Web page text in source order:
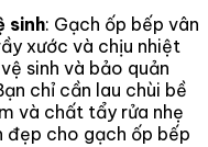
sinh: Gạch ốp bếp vân
xước và chịu nhiệt
sinh và bảo quản
chỉ cần lau chùi bề
và chất tẩy rửa nhẹ
đẹp cho gạch ốp bếp